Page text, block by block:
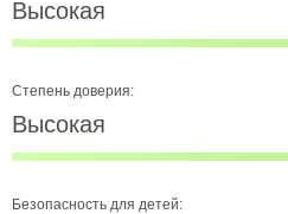
Высокая
Степень доверия:
Высокая
Безопасность для детей: